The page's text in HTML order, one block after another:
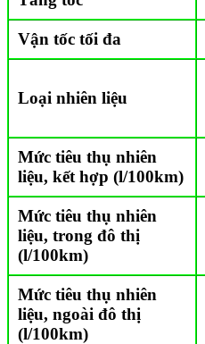
Vận tốc tối đa
Loại nhiên liệu
Mức tiêu thụ nhiên
liệu, kết hợp (l/100km)
Mức tiêu thụ nhiên
liệu, trong đô thị
(l/100km)
Mức tiêu thụ nhiên
liệu, ngoài đô thị
(l/100km)